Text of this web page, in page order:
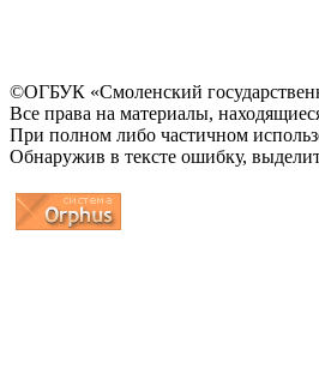
©ОГБУК «Смоленский
Все права на материалы,
При полном либо частичном
Обнаружив в тексте ошибку,